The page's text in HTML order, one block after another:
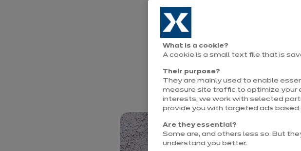
Vos placards sont presque vides ?
raisons abandonner vos papilles
faire un gâteau au chocolat ou
pâtisser, nous avons votre solution
gouter gourmand.
What is a cookie?
A cookie is a small text file that is
Their purpose?
They are mainly used to enable
measure site traffic to optimize your
interests, we work with selected
provide you with targeted ads based
Are they essential?
Some are, and others less so. But
understand you better.